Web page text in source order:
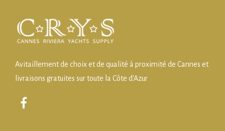
Avitaillement de choix et de qualité à proximité de Cannes et
livraisons gratuites sur toute la Côte d'Azur